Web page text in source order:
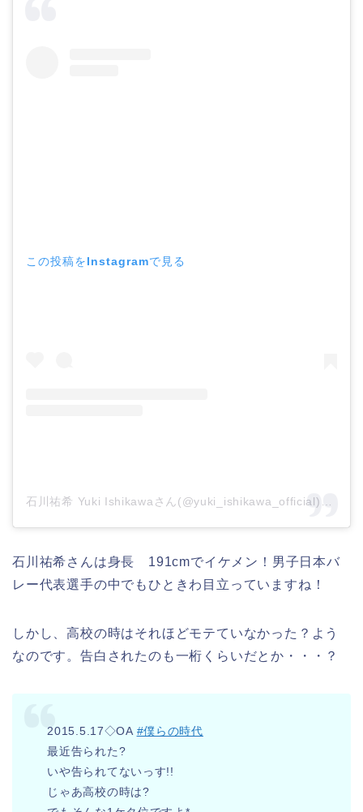
この投稿をInstagramで見る
石川祐希さんは身長 191cmでイケメン！男子日本バ
レー代表選手の中でもひときわ目立っていますね！
しかし、高校の時はそれほどモテていなかった？よう
なのです。告白されたのも一桁くらいだとか・・・？
2015.5.17◇OA #僕らの時代
最近告られた?
いや告られてないっす!!
じゃあ高校の時は?